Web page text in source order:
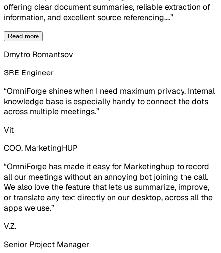
offering clear document summaries, reliable extraction of
information, and excellent source referencing.…”
Read more
Dmytro Romantsov
SRE Engineer
“OmniForge shines when I need maximum privacy. Internal
knowledge base is especially handy to connect the dots
across multiple meetings.”
Vit
COO, MarketingHUP
“OmniForge has made it easy for Marketinghup to record
all our meetings without an annoying bot joining the call.
We also love the feature that lets us summarize, improve,
or translate any text directly on our desktop, across all the
apps we use.”
V.Z.
Senior Project Manager